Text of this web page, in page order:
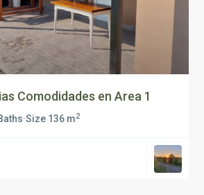
Comodidades en Area 1
·Size 136 m2